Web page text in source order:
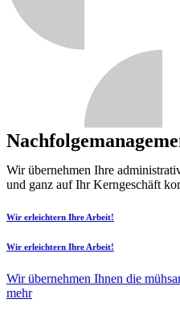
Wir übernehmen Ihre
und ganz auf Ihr Kerngeschäft
Wir erleichtern Ihre Arbeit!
Wir erleichtern Ihre Arbeit!
Wir übernehmen Ihnen die
mehr